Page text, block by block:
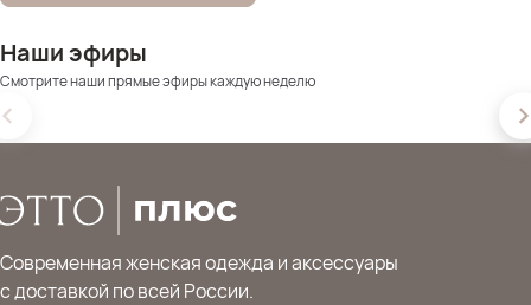
Наши эфиры
Смотрите наши прямые эфиры каждую неделю
Современная женская одежда и аксессуары
с доставкой по всей России.